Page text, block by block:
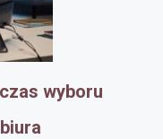
wyboru